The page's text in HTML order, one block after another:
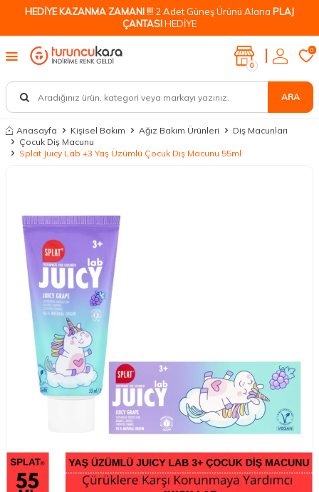
HEDİYE KAZANMA ZAMANI !!! 2 Adet Güneş Ürünü Alana PLAJ
ÇANTASIHEDİYE
ARA
0
0
Anasayfa Kişisel Bakım Ağız Bakım Ürünleri
Diş Macunları
Çocuk Diş Macunu
Splat Juıcy Lab +3 Yaş Üzümlü Çocuk Diş Macunu 55ml